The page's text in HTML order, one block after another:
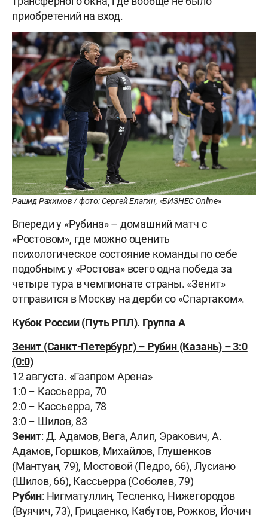
приобретений на вход.
Рашид Рахимов / фото: Сергей Елагин, «БИЗНЕС Online»
Впереди у «Рубина» – домашний матч с
«Ростовом», где можно оценить
психологическое состояние команды по себе
подобным: у «Ростова» всего одна победа за
четыре тура в чемпионате страны. «Зенит»
отправится в Москву на дерби со «Спартаком».
Кубок России (Путь РПЛ). Группа А
Зенит (Санкт-Петербург) – Рубин (Казань) – 3:0
(0:0)
12 августа. «Газпром Арена»
1:0 – Кассьерра, 70
2:0 – Кассьерра, 78
3:0 – Шилов, 83
Зенит: Д. Адамов, Вега, Алип, Эракович, А.
Адамов, Горшков, Михайлов, Глушенков
(Мантуан, 79), Мостовой (Педро, 66), Лусиано
(Шилов, 66), Кассьерра (Соболев, 79)
Рубин: Нигматуллин, Тесленко, Нижегородов
(Вуячич, 73), Грицаенко, Кабутов, Рожков, Йочич